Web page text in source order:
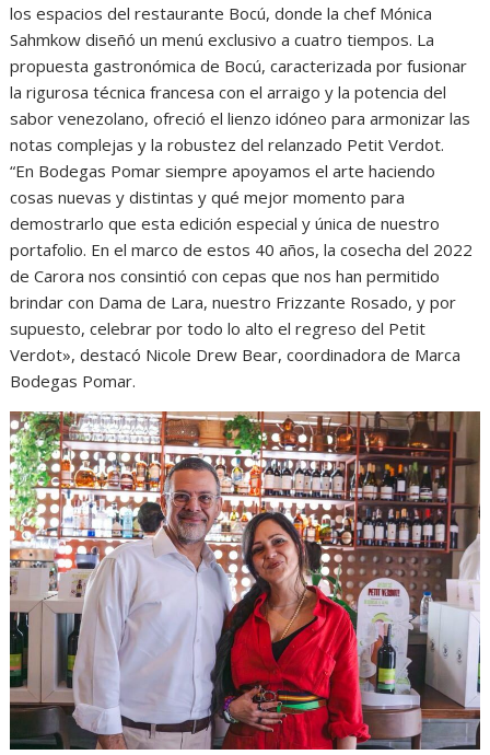
los espacios del restaurante Bocú, donde la chef Mónica
Sahmkow diseñó un menú exclusivo a cuatro tiempos. La
propuesta gastronómica de Bocú, caracterizada por fusionar
la rigurosa técnica francesa con el arraigo y la potencia del
sabor venezolano, ofreció el lienzo idóneo para armonizar las
notas complejas y la robustez del relanzado Petit Verdot.
“En Bodegas Pomar siempre apoyamos el arte haciendo
cosas nuevas y distintas y qué mejor momento para
demostrarlo que esta edición especial y única de nuestro
portafolio. En el marco de estos 40 años, la cosecha del 2022
de Carora nos consintió con cepas que nos han permitido
brindar con Dama de Lara, nuestro Frizzante Rosado, y por
supuesto, celebrar por todo lo alto el regreso del Petit
Verdot», destacó Nicole Drew Bear, coordinadora de Marca
Bodegas Pomar.